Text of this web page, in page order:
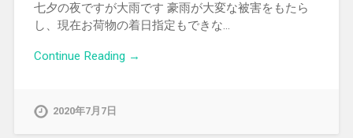
七夕の夜ですが大雨です 豪雨が大変な被害をもたら
し、現在お荷物の着日指定もできな…
Continue Reading →
2020年7月7日